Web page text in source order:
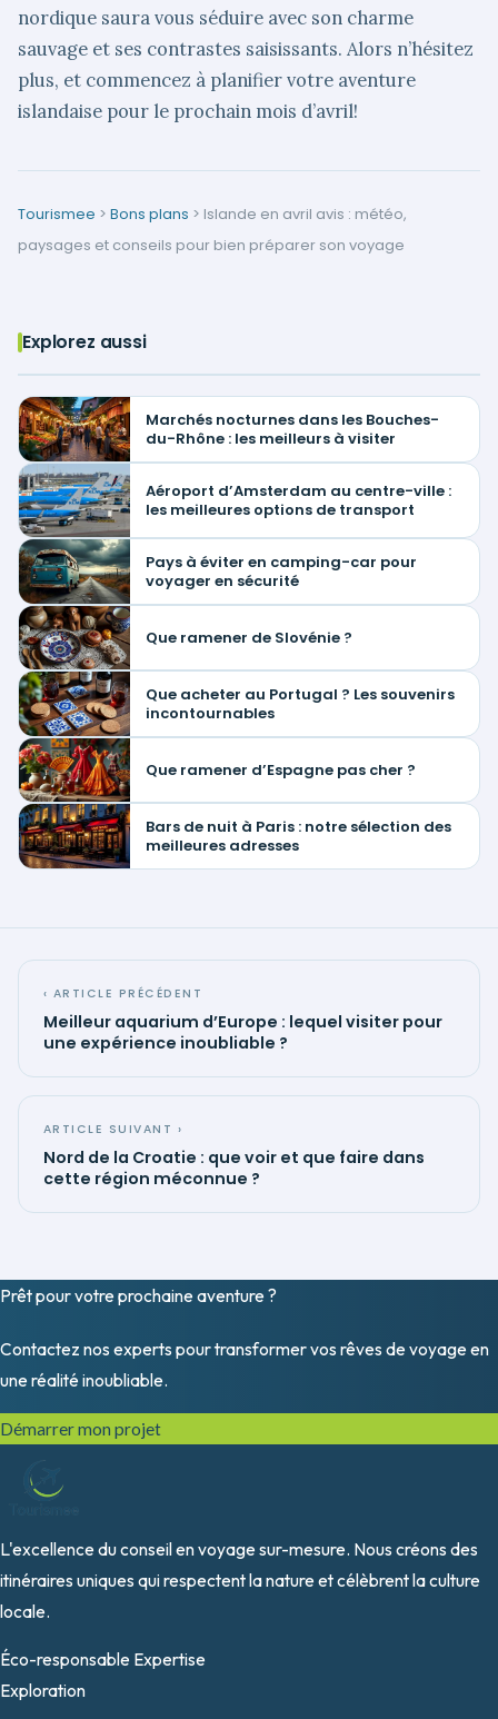
nordique saura vous séduire avec son charme
sauvage et ses contrastes saisissants. Alors n’hésitez
plus, et commencez à planifier votre aventure
islandaise pour le prochain mois d’avril!
Tourismee > Bons plans > Islande en avril avis : météo,
paysages et conseils pour bien préparer son voyage
Explorez aussi
Marchés nocturnes dans les Bouches-
du-Rhône : les meilleurs à visiter
Aéroport d’Amsterdam au centre-ville :
les meilleures options de transport
Pays à éviter en camping-car pour
voyager en sécurité
Que ramener de Slovénie ?
Que acheter au Portugal ? Les souvenirs
incontournables
Que ramener d’Espagne pas cher ?
Bars de nuit à Paris : notre sélection des
meilleures adresses
‹ ARTICLE PRÉCÉDENT
Meilleur aquarium d’Europe : lequel visiter pour
une expérience inoubliable ?
ARTICLE SUIVANT ›
Nord de la Croatie : que voir et que faire dans
cette région méconnue ?
Prêt pour votre prochaine aventure ?
Contactez nos experts pour transformer vos rêves de voyage en
une réalité inoubliable.
Démarrer mon projet
L'excellence du conseil en voyage sur-mesure. Nous créons des
itinéraires uniques qui respectent la nature et célèbrent la culture
locale.
Éco-responsable Expertise
Exploration